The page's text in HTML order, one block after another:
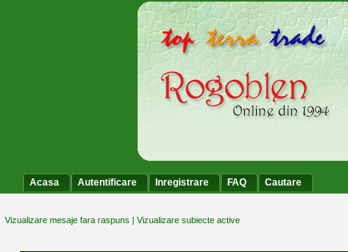
Acasa Autentificare Inregistrare FAQ Cautare
Vizualizare mesaje fara raspuns | Vizualizare subiecte active